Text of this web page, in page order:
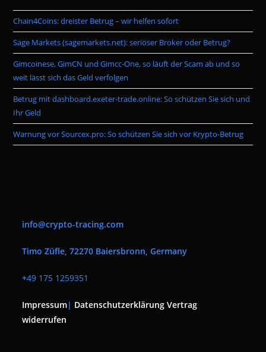
the
Chain4Coins: dreister Betrug – wir helfen sofort
Sage Markets (sagemarkets.net): seriöser Broker oder Betrug?
Gimcoinese, GimCN und Gimcc-One, so läuft der Scam ab und so
weit lässt sich das Geld verfolgen
Betrug mit dashboard.exeter-trade.online: So schützen Sie sich und
Ihr Geld
Warnung vor Sourcex.pro: So schützen Sie sich vor Krypto-Betrug
info@crypto-tracing.com
Timo Züfle, 72270 Baiersbronn, Germany
+49 175 1259351
Impressum| Datenschutzerklärung Vertrag
widerrufen